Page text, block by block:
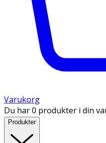
Varukorg
Du har 0 produkter i din
Produkter